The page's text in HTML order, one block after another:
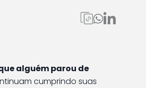
e liderança
alguém parou de
cumprindo suas